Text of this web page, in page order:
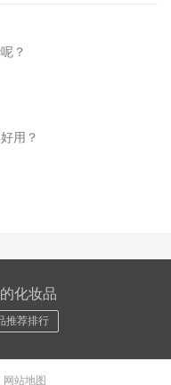
？
用？
化妆品
推荐排行
网站地图